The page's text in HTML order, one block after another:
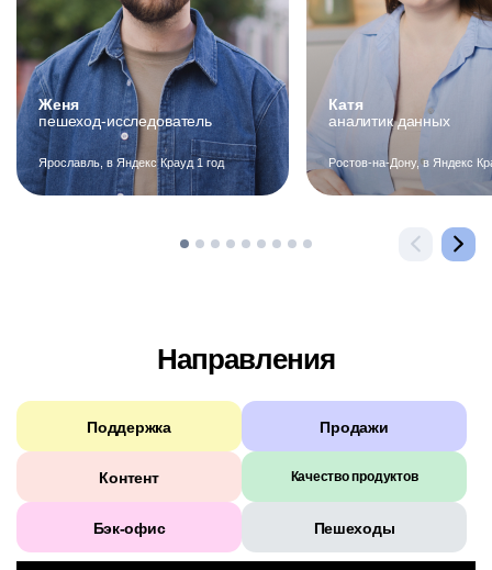
Женя
пешеход-исследователь
Ярославль, в Яндекс Крауд 1 год
Катя
аналитик данных
Ростов-на-Дону, в Яндекс
Направления
Поддержка Продажи
Контент Качество продуктов
Бэк-офис Пешеходы